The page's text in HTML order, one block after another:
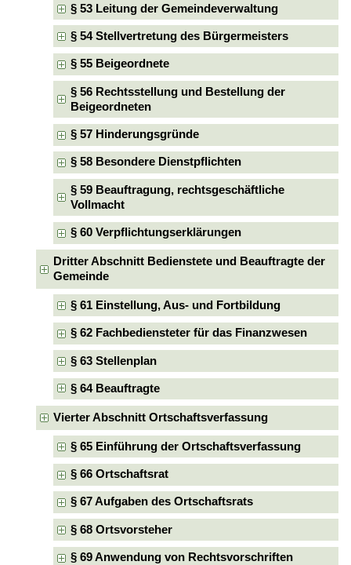
§ 53 Leitung der Gemeindeverwaltung
§ 54 Stellvertretung des Bürgermeisters
§ 55 Beigeordnete
§ 56 Rechtsstellung und Bestellung der
Beigeordneten
§ 57 Hinderungsgründe
§ 58 Besondere Dienstpflichten
§ 59 Beauftragung, rechtsgeschäftliche
Vollmacht
§ 60 Verpflichtungserklärungen
Dritter Abschnitt Bedienstete und Beauftragte der
Gemeinde
§ 61 Einstellung, Aus- und Fortbildung
§ 62 Fachbediensteter für das Finanzwesen
§ 63 Stellenplan
§ 64 Beauftragte
Vierter Abschnitt Ortschaftsverfassung
§ 65 Einführung der Ortschaftsverfassung
§ 66 Ortschaftsrat
§ 67 Aufgaben des Ortschaftsrats
§ 68 Ortsvorsteher
§ 69 Anwendung von Rechtsvorschriften